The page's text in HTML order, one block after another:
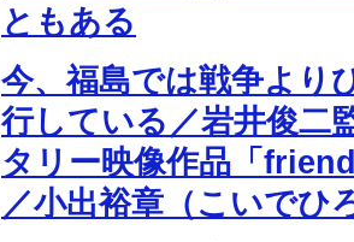
ともある
今、福島では戦争より
行している／岩井俊二
タリー映像作品「
／小出裕章（こいでひ